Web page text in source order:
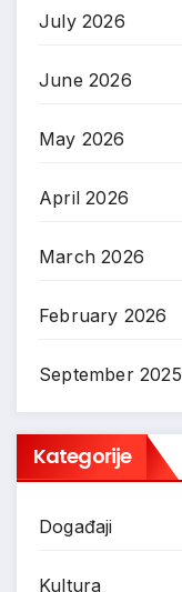
July 2026
June 2026
May 2026
April 2026
March 2026
February 2026
September 2025
Kategorije
Događaji
Kultura